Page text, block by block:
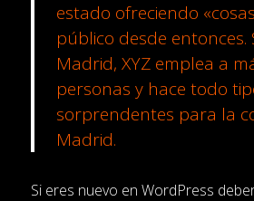
estado ofreciendo
público desde entonces.
Madrid, XYZ emplea a
personas y hace todo
sorprendentes para la
Madrid.
Si eres nuevo en WordPress